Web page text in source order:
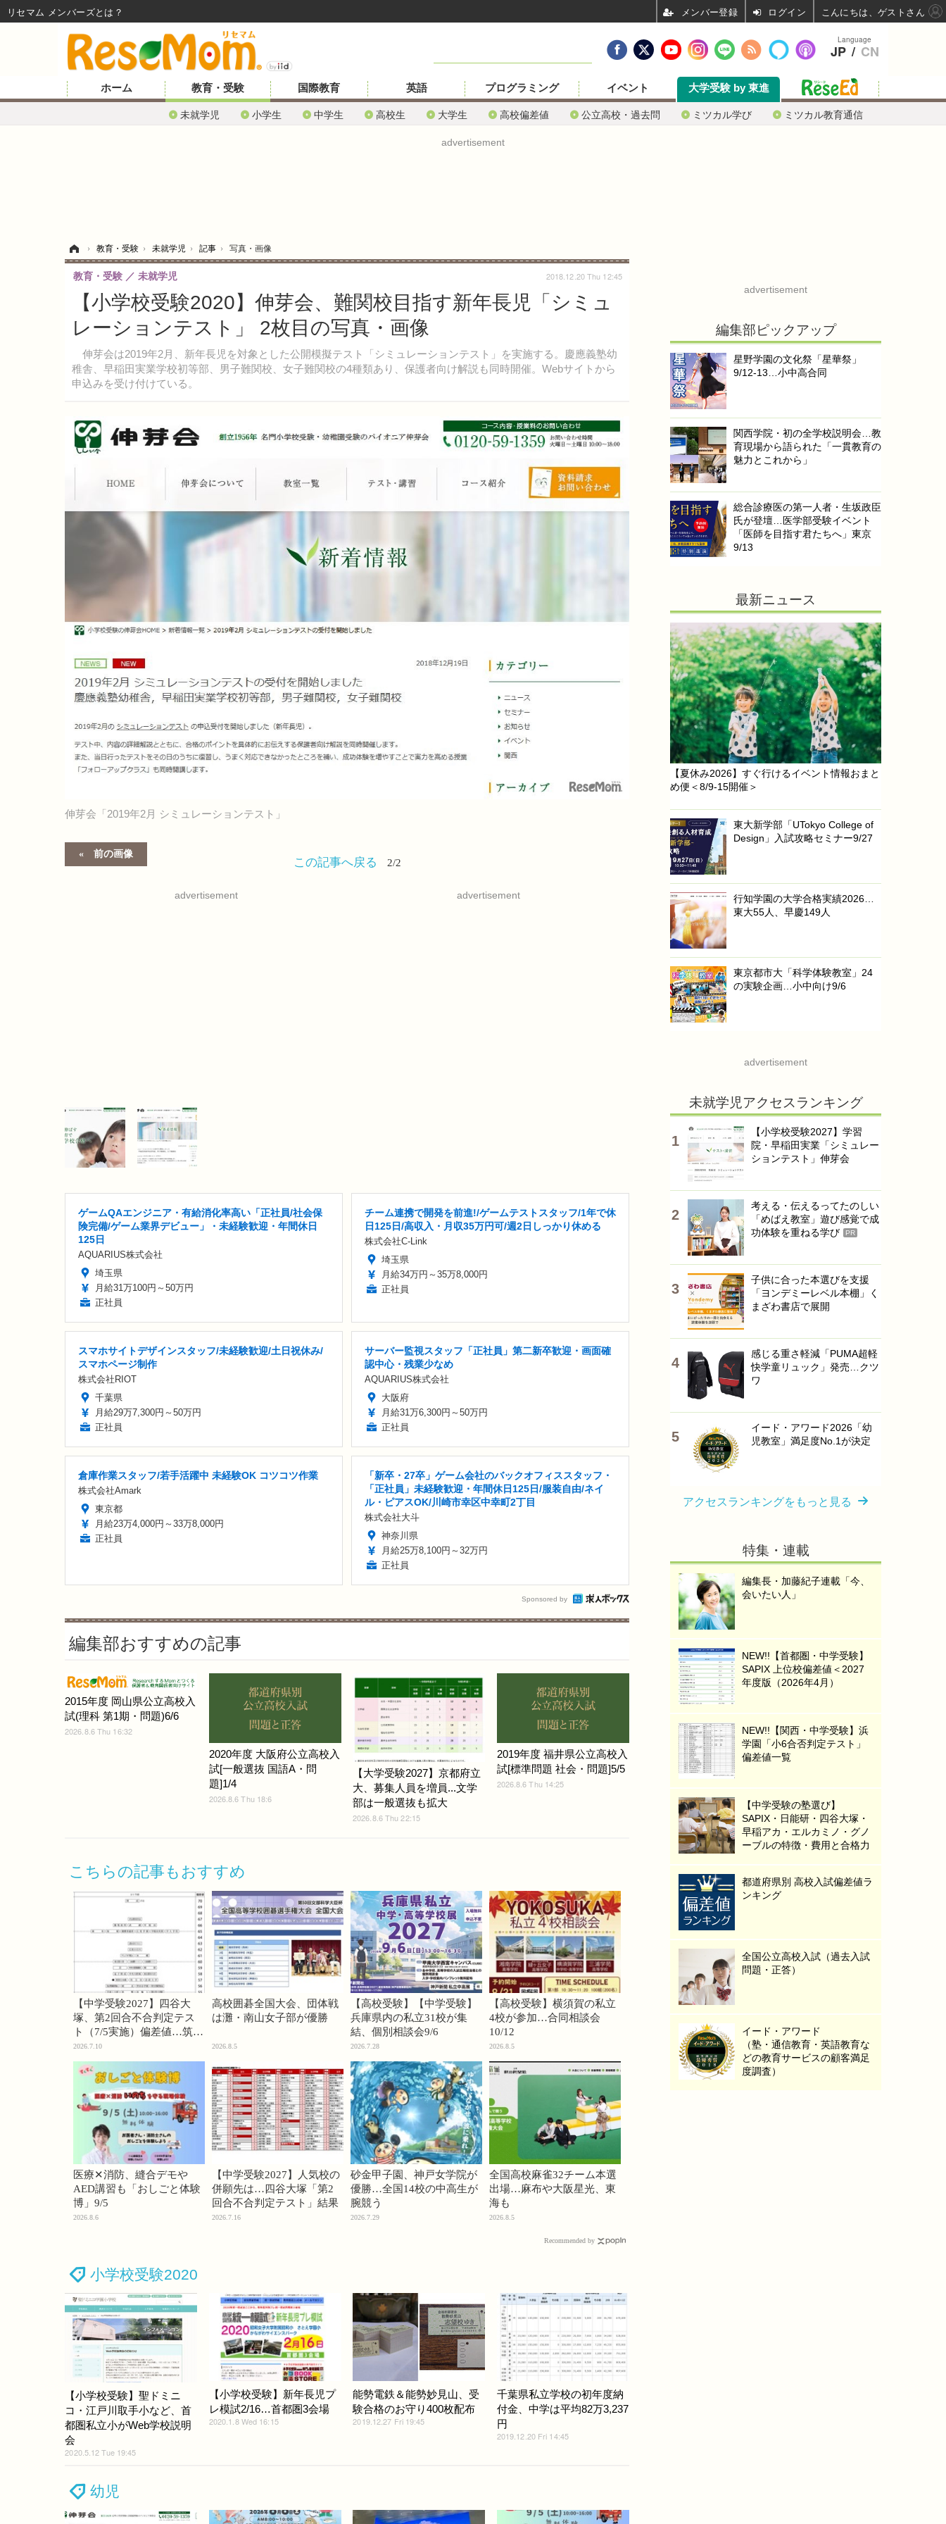
ホーム 教育・受験
未就学児 小学生 中学生 高校生 大学生 高校偏差値 公立高校・過去問 ミツカル学び ミツカル教育通信
国際教育 英語 プログラミング イベント 大学受験 by 東進
advertisement
› 教育・受験 › 未就学児 › 記事 › 写真・画像
【小学校受験2020】伸芽会、難関校目指す新年長児「シミュ
レーションテスト」 2枚目の写真・画像
伸芽会は2019年2月、新年長児を対象とした公開模擬テスト「シミュレーションテスト」を実施する。慶應義塾幼
稚舎、早稲田実業学校初等部、男子難関校、女子難関校の4種類あり、保護者向け解説も同時開催。Webサイトから
申込みを受け付けている。
教育・受験 未就学児 2018.12.20 Thu 12:45
伸芽会「2019年2月 シミュレーションテスト」
前の画像
この記事へ戻る 2/2
advertisement advertisement
ゲームQAエンジニア・有給消化率高い「正社員/社会保
険完備/ゲーム業界デビュー」・未経験歓迎・年間休日
125日
AQUARIUS株式会社
埼玉県
月給31万100円～50万円
正社員
チーム連携で開発を前進!/ゲームテストスタッフ/1年で休
日125日/高収入・月収35万円可/週2日しっかり休める
株式会社C-Link
埼玉県
月給34万円～35万8,000円
正社員
スマホサイトデザインスタッフ/未経験歓迎/土日祝休み/
スマホページ制作
株式会社RIOT
千葉県
月給29万7,300円～50万円
正社員
サーバー監視スタッフ「正社員」第二新卒歓迎・画面確
認中心・残業少なめ
AQUARIUS株式会社
大阪府
月給31万6,300円～50万円
正社員
倉庫作業スタッフ/若手活躍中 未経験OK コツコツ作業
株式会社Amark
東京都
月給23万4,000円～33万8,000円
正社員
「新卒・27卒」ゲーム会社のバックオフィススタッフ・
「正社員」未経験歓迎・年間休日125日/服装自由/ネイ
ル・ピアスOK/川崎市幸区中幸町2丁目
株式会社大斗
神奈川県
月給25万8,100円～32万円
正社員
Sponsored by
編集部おすすめの記事
2015年度 岡山県公立高校入
試(理科 第1期・問題)6/6
2026.8.6 Thu 16:32
2020年度 大阪府公立高校入
試[一般選抜 国語A・問
題]1/4
2026.8.6 Thu 18:6
【大学受験2027】京都府立
大、募集人員を増員...文学
部は一般選抜も拡大
2026.8.6 Thu 22:15
2019年度 福井県公立高校入
試[標準問題 社会・問題]5/5
2026.8.6 Thu 14:25
こちらの記事もおすすめ
【中学受験2027】四谷大
塚、第2回合不合判定テス
ト（7/5実施）偏差値…筑駒
74・桜蔭70＜PR＞
2026.7.10
高校囲碁全国大会、団体戦
は灘・南山女子部が優勝
2026.8.5
【高校受験】【中学受験】
兵庫県内の私立31校が集
結、個別相談会9/6
2026.7.28
【高校受験】横須賀の私立
4校が参加…合同相談会
10/12
2026.8.5
医療✕消防、縫合デモや
AED講習も「おしごと体験
博」9/5
2026.8.6
【中学受験2027】人気校の
併願先は…四谷大塚「第2
回合不合判定テスト」結果
2026.7.16
砂金甲子園、神戸女学院が
優勝…全国14校の中高生が
腕競う
2026.7.29
全国高校麻雀32チーム本選
出場…麻布や大阪星光、東
海も
2026.8.5
Recommended by
小学校受験2020
【小学校受験】聖ドミニ
コ・江戸川取手小など、首
都圏私立小がWeb学校説明
会
2020.5.12 Tue 19:45
【小学校受験】新年長児プ
レ模試2/16…首都圏3会場
2020.1.8 Wed 16:15
能勢電鉄＆能勢妙見山、受
験合格のお守り400枚配布
2019.12.27 Fri 19:45
千葉県私立学校の初年度納
付金、中学は平均82万3,237
円
2019.12.20 Fri 14:45
幼児
advertisement
編集部ピックアップ
星野学園の文化祭「星華祭」
9/12-13…小中高合同
関西学院・初の全学校説明会…教
育現場から語られた「一貫教育の
魅力とこれから」
総合診療医の第一人者・生坂政臣
氏が登壇…医学部受験イベント
「医師を目指す君たちへ」東京
9/13
最新ニュース
【夏休み2026】すぐ行けるイベント情報おまと
め便＜8/9-15開催＞
東大新学部「UTokyo College of
Design」入試攻略セミナー9/27
行知学園の大学合格実績2026…
東大55人、早慶149人
東京都市大「科学体験教室」24
の実験企画…小中向け9/6
advertisement
未就学児アクセスランキング
【小学校受験2027】学習
院・早稲田実業「シミュレー
ションテスト」伸芽会
考える・伝えるってたのしい
「めばえ教室」遊び感覚で成
功体験を重ねる学び
PR
子供に合った本選びを支援
「ヨンデミーレベル本棚」く
まざわ書店で展開
感じる重さ軽減「PUMA超軽
快学童リュック」発売…クツ
ワ
イード・アワード2026「幼
児教室」満足度No.1が決定
アクセスランキングをもっと見る
特集・連載
編集長・加藤紀子連載「今、
会いたい人」
NEW!!【首都圏・中学受験】
SAPIX 上位校偏差値＜2027
年度版（2026年4月）
NEW!!【関西・中学受験】浜
学園「小6合否判定テスト」
偏差値一覧
【中学受験の塾選び】
SAPIX・日能研・四谷大塚・
早稲アカ・エルカミノ・グノ
ーブルの特徴・費用と合格力
都道府県別 高校入試偏差値ラ
ンキング
全国公立高校入試（過去入試
問題・正答）
イード・アワード
（塾・通信教育・英語教育な
どの教育サービスの顧客満足
度調査）
Language
JP / CN
リセマム メンバーズ ログイン こんにちは、ゲストさん